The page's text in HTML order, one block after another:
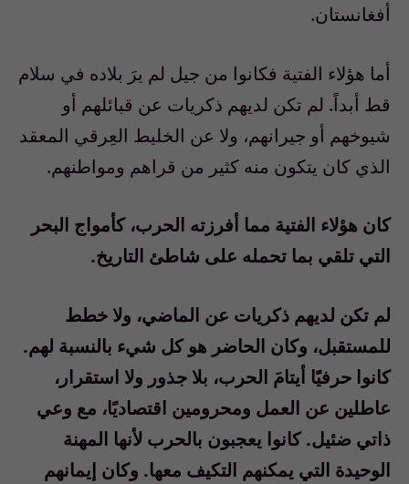
أفغانستان.
أما هؤلاء الفتية فكانوا من جيل لم يرَ بلاده في سلام
قط أبداً. لم تكن لديهم ذكريات عن قبائلهم أو
شيوخهم أو جيرانهم، ولا عن الخليط العِرقي المعقد
الذي كان يتكون منه كثير من قراهم ومواطنهم.
كان هؤلاء الفتية مما أفرزته الحرب، كأمواج البحر
التي تلقي بما تحمله على شاطئ التاريخ.
لم تكن لديهم ذكريات عن الماضي، ولا خطط
للمستقبل، وكان الحاضر هو كل شيء بالنسبة لهم.
كانوا حرفيًا أيتامَ الحرب، بلا جذور ولا استقرار،
عاطلين عن العمل ومحرومين اقتصاديًا، مع وعي
ذاتي ضئيل.كانوا يعجبون بالحرب لأنها المهنة
الوحيدة التي يمكنهم التكيف معها. وكان إيمانهم